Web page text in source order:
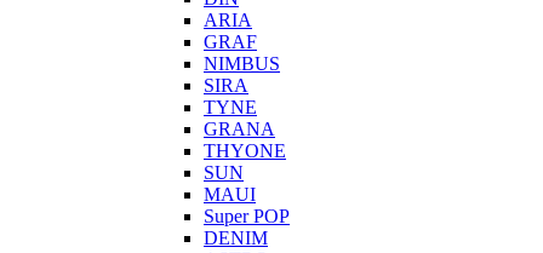
ARIA
GRAF
NIMBUS
SIRA
TYNE
GRANA
THYONE
SUN
MAUI
Super POP
DENIM